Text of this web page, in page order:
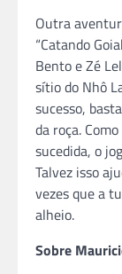
Outra
“Catando
Bento e Zé
sítio do Nhô
sucesso,
da roça.
sucedida, o
Talvez isso
vezes que a
alheio.
Sobre